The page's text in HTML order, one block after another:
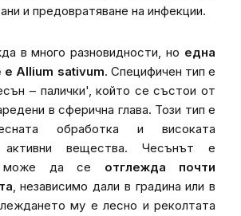
и предовратяване на инфекции.
в много разновидности, но една
е Allium sativum. Специфичен тип е
– палички', който се състои от
в сферична глава. Този тип е
обработка и високата
активни вещества. Чесънът е
може да се отглежда почти
, независимо дали в градина или в
му е лесно и реколтата